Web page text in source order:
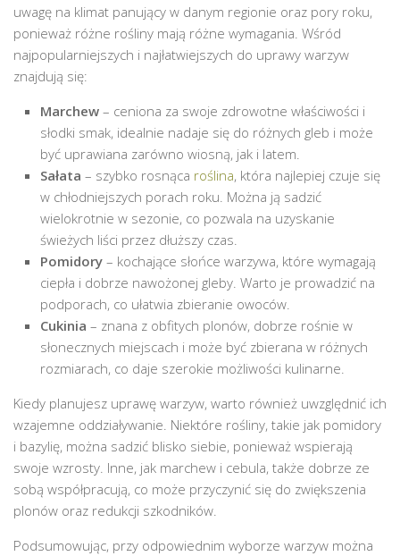
uwagę na klimat panujący w danym regionie oraz pory roku,
ponieważ różne rośliny mają różne wymagania. Wśród
najpopularniejszych i najłatwiejszych do uprawy warzyw
znajdują się:
Marchew – ceniona za swoje zdrowotne właściwości i
słodki smak, idealnie nadaje się do różnych gleb i może
być uprawiana zarówno wiosną, jak i latem.
Sałata – szybko rosnąca roślina, która najlepiej czuje się
w chłodniejszych porach roku. Można ją sadzić
wielokrotnie w sezonie, co pozwala na uzyskanie
świeżych liści przez dłuższy czas.
Pomidory – kochające słońce warzywa, które wymagają
ciepła i dobrze nawożonej gleby. Warto je prowadzić na
podporach, co ułatwia zbieranie owoców.
Cukinia – znana z obfitych plonów, dobrze rośnie w
słonecznych miejscach i może być zbierana w różnych
rozmiarach, co daje szerokie możliwości kulinarne.
Kiedy planujesz uprawę warzyw, warto również uwzględnić ich
wzajemne oddziaływanie. Niektóre rośliny, takie jak pomidory
i bazylię, można sadzić blisko siebie, ponieważ wspierają
swoje wzrosty. Inne, jak marchew i cebula, także dobrze ze
sobą współpracują, co może przyczynić się do zwiększenia
plonów oraz redukcji szkodników.
Podsumowując, przy odpowiednim wyborze warzyw można